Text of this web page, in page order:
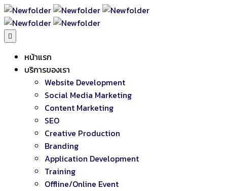
หน้าแรก
บริการของเรา
Website Development
Social Media Marketing
Content Marketing
SEO
Creative Production
Branding
Application Development
Training
Offline/Online Event